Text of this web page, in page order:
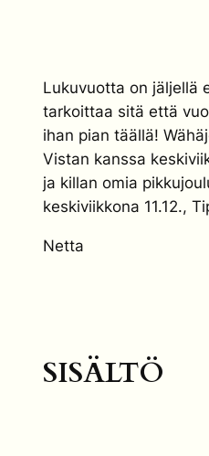
Lukuvuotta on jäljellä
tarkoittaa sitä että
ihan pian täällä!
Vistan kanssa
ja killan omia
keskiviikkona 11.12.,
Netta
SISÄLTÖ